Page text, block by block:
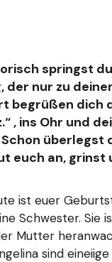
springst
der nur zu
begrüßen dich
, ins Ohr und
überlegst
euch an, grinst
ist euer
Schwester. Sie
Mutter
sind